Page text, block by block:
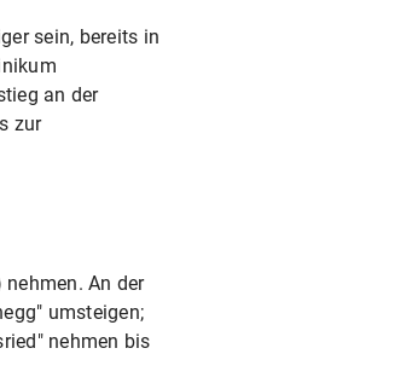
sein, bereits in
an der
zur
An der
umsteigen;
nehmen bis